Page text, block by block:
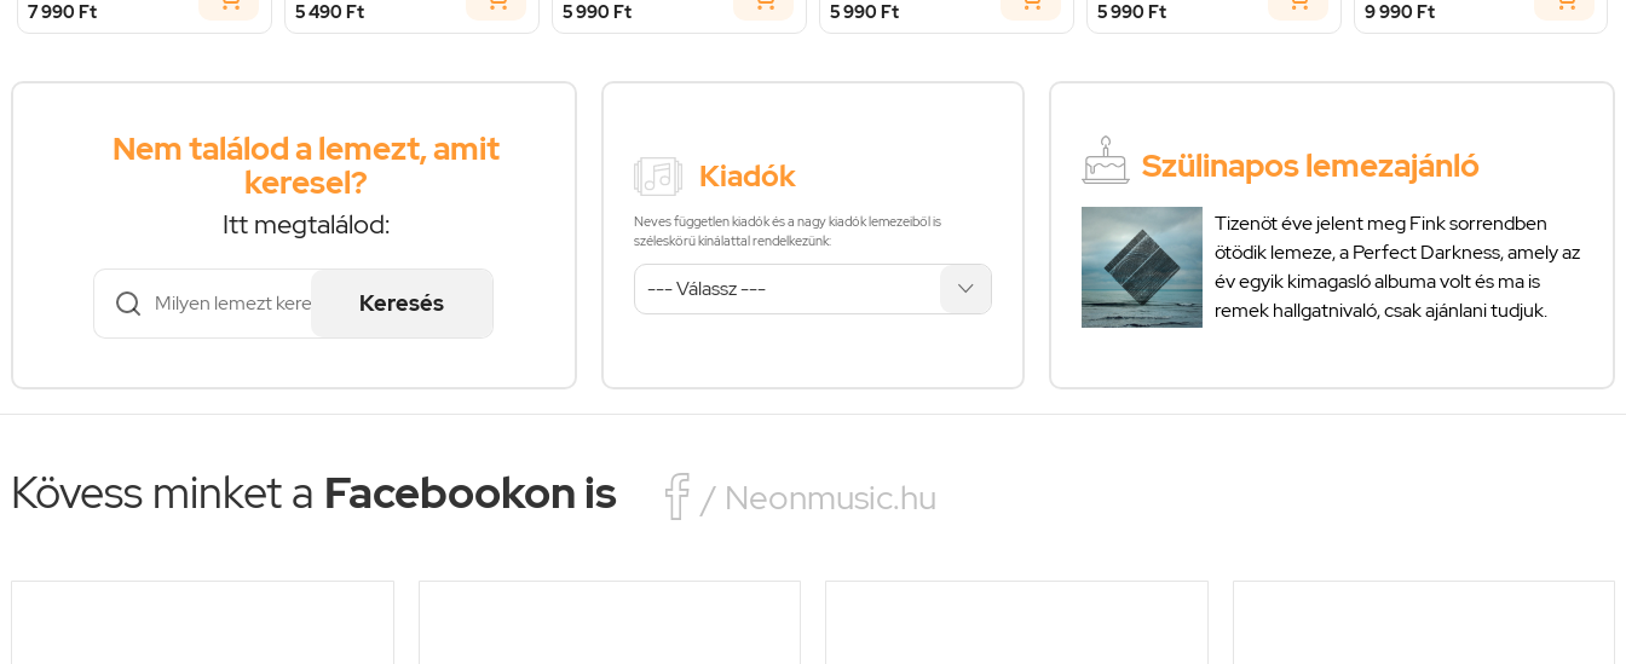
7 990 Ft 5 490 Ft 5 990 Ft 5 990 Ft 5 990 Ft 9 990 Ft
Nem találod a lemezt, amit
keresel?
Itt megtalálod:
Keresés
Kiadók
Neves független kiadók és a nagy kiadók lemezeiből is
széleskörű kínálattal rendelkezünk:
Szülinapos lemezajánló
Tizenöt éve jelent meg Fink sorrendben
ötödik lemeze, a Perfect Darkness, amely az
év egyik kimagasló albuma volt és ma is
remek hallgatnivaló, csak ajánlani tudjuk.
Kövess minket a Facebookon is  / Neonmusic.hu